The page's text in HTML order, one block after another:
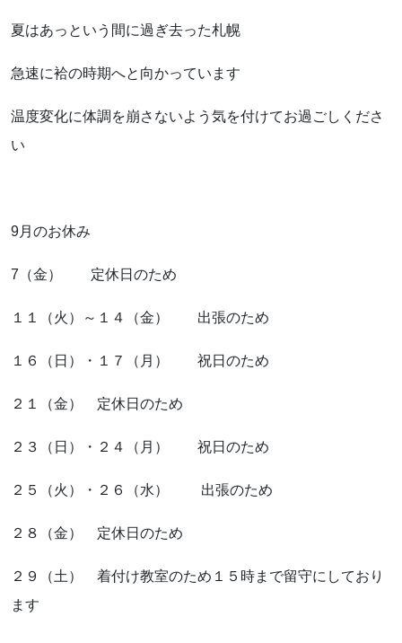
教室一覧
スタッフ紹介
お知らせ
お気軽にお問い合わせください。
夏はあっという間に過ぎ去った札幌
急速に袷の時期へと向かっています
温度変化に体調を崩さないよう気を付けてお過ごしくださ
い
9月のお休み
7（金） 定休日のため
１１（火）～１４（金） 出張のため
１６（日）・１７（月） 祝日のため
２１（金） 定休日のため
２３（日）・２４（月） 祝日のため
２５（火）・２６（水） 出張のため
２８（金） 定休日のため
２９（土） 着付け教室のため１５時まで留守にしており
ます